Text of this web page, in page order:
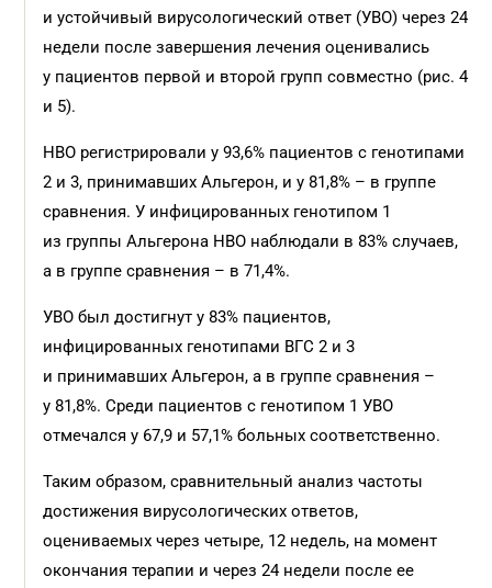
и устойчивый вирусологический ответ (УВО) через 24
недели после завершения лечения оценивались
у пациентов первой и второй групп совместно (рис. 4
и 5).
НВО регистрировали у 93,6% пациентов с генотипами
2 и 3, принимавших Альгерон, и у 81,8% – в группе
сравнения. У инфицированных генотипом 1
из группы Альгерона НВО наблюдали в 83% случаев,
а в группе сравнения – в 71,4%.
УВО был достигнут у 83% пациентов,
инфицированных генотипами ВГС 2 и 3
и принимавших Альгерон, а в группе сравнения –
у 81,8%. Среди пациентов с генотипом 1 УВО
отмечался у 67,9 и 57,1% больных соответственно.
Таким образом, сравнительный анализ частоты
достижения вирусологических ответов,
оцениваемых через четыре, 12 недель, на момент
окончания терапии и через 24 недели после ее